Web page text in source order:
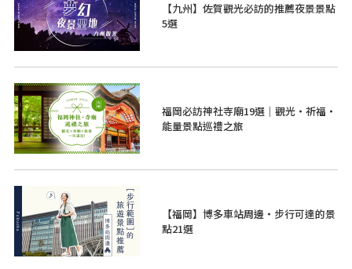
【九州】佐賀觀光必訪的推薦夜景景點
5選
福岡必訪神社寺廟19選｜觀光・祈福・
能量景點巡禮之旅
【福岡】博多車站周邊・步行可達的景
點21選